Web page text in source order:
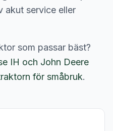
akut service eller
som passar bäst?
IH och John Deere
för småbruk.